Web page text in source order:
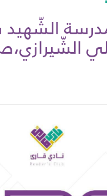
الشّهيد